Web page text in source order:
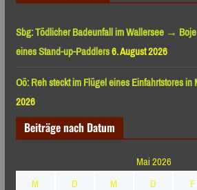
Sbg: Tödlicher Badeunfall im Wallersee →
eines Stand-up-Paddlers6. August 2026
Oö: Reh steckt im Flügel eines Einfahrtstores in
2026
Beiträge nach Datum
Mai 2026
M
D M D F